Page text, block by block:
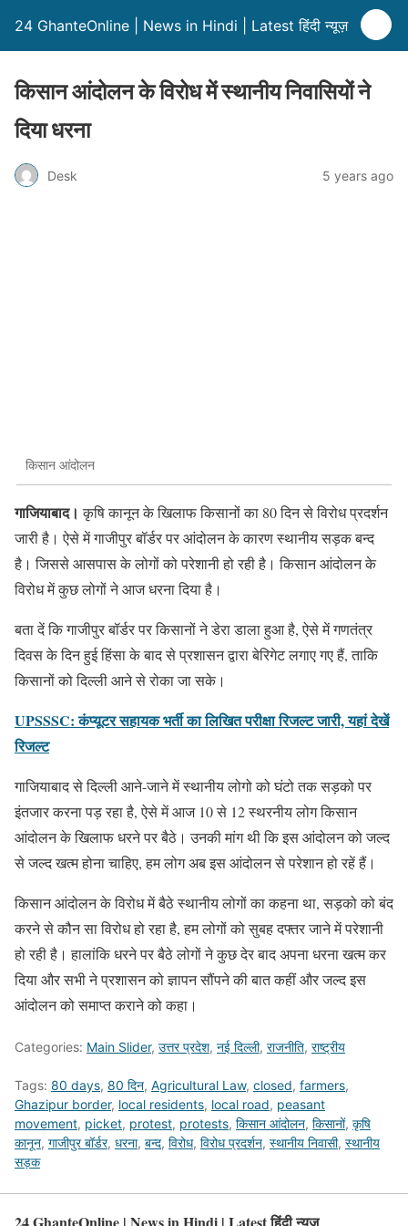
24 GhanteOnline | News in Hindi | Latest हिंदी न्यूज़
किसान आंदोलन के विरोध में स्थानीय निवासियों ने
दिया धरना
Desk 5 years ago
किसान आंदोलन
गाजियाबाद। कृषि कानून के खिलाफ किसानों का 80 दिन से विरोध प्रदर्शन
जारी है। ऐसे में गाजीपुर बॉर्डर पर आंदोलन के कारण स्थानीय सड़क बन्द
है। जिससे आसपास के लोगों को परेशानी हो रही है। किसान आंदोलन के
विरोध में कुछ लोगों ने आज धरना दिया है।
बता दें कि गाजीपुर बॉर्डर पर किसानों ने डेरा डाला हुआ है, ऐसे में गणतंत्र
दिवस के दिन हुई हिंसा के बाद से प्रशासन द्वारा बेरिगेट लगाए गए हैं, ताकि
किसानों को दिल्ली आने से रोका जा सके।
UPSSSC: कंप्यूटर सहायक भर्ती का लिखित परीक्षा रिजल्ट जारी, यहां देखें
रिजल्ट
गाजियाबाद से दिल्ली आने-जाने में स्थानीय लोगो को घंटो तक सड़को पर
इंतजार करना पड़ रहा है, ऐसे में आज 10 से 12 स्थरनीय लोग किसान
आंदोलन के खिलाफ धरने पर बैठे। उनकी मांग थी कि इस आंदोलन को जल्द
से जल्द खत्म होना चाहिए, हम लोग अब इस आंदोलन से परेशान हो रहें हैं।
किसान आंदोलन के विरोध में बैठे स्थानीय लोगों का कहना था, सड़को को बंद
करने से कौन सा विरोध हो रहा है, हम लोगों को सुबह दफ्तर जाने में परेशानी
हो रही है। हालांकि धरने पर बैठे लोगों ने कुछ देर बाद अपना धरना खत्म कर
दिया और सभी ने प्रशासन को ज्ञापन सौंपने की बात कहीं और जल्द इस
आंदोलन को समाप्त कराने को कहा।
Categories: Main Slider, उत्तर प्रदेश, नई दिल्ली, राजनीति, राष्ट्रीय
Tags: 80 days, 80 दिन, Agricultural Law, closed, farmers,
Ghazipur border, local residents, local road, peasant
movement, picket, protest, protests, किसान आंदोलन, किसानों, कृषि
कानून, गाजीपुर बॉर्डर, धरना, बन्द, विरोध, विरोध प्रदर्शन, स्थानीय निवासी, स्थानीय
सड़क
24 GhanteOnline | News in Hindi | Latest हिंदी न्यूज़